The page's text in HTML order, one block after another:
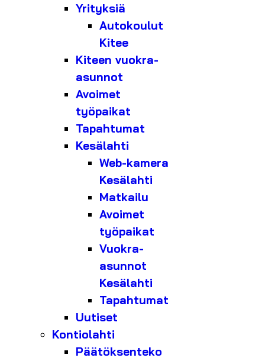
Yrityksiä
Autokoulut
Kitee
Kiteen vuokra-
asunnot
Avoimet
työpaikat
Tapahtumat
Kesälahti
Web-kamera
Kesälahti
Matkailu
Avoimet
työpaikat
Vuokra-
asunnot
Kesälahti
Tapahtumat
Uutiset
Kontiolahti
Päätöksenteko